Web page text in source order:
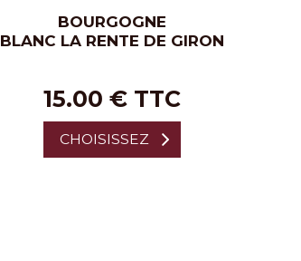
BOURGOGNE
BLANC LA RENTE DE GIRON
15.00 € TTC
CHOISISSEZ